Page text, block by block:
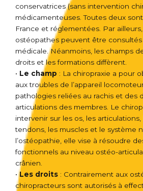
conservatrices (sans intervention
médicamenteuses. Toutes deux
France et réglementées. Par
ostéopathes peuvent être
médicale. Néanmoins, les champs
droits et les formations diffèrent.
• Le champ : La chiropraxie a pour
aux troubles de l’appareil
pathologies reliées au rachis et des
articulations des membres. Le
intervenir sur les os, les
tendons, les muscles et le système
l’ostéopathie, elle vise à résoudre
fonctionnels au niveau ostéo-
crânien.
•Les droits : Contrairement aux
chiropracteurs sont autorisés à